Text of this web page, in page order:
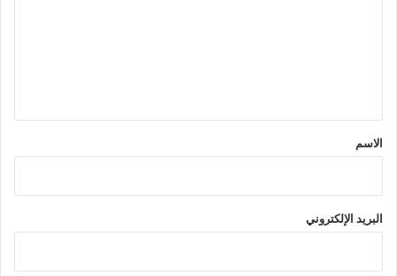
*
الاسم
البريد الإلكتروني